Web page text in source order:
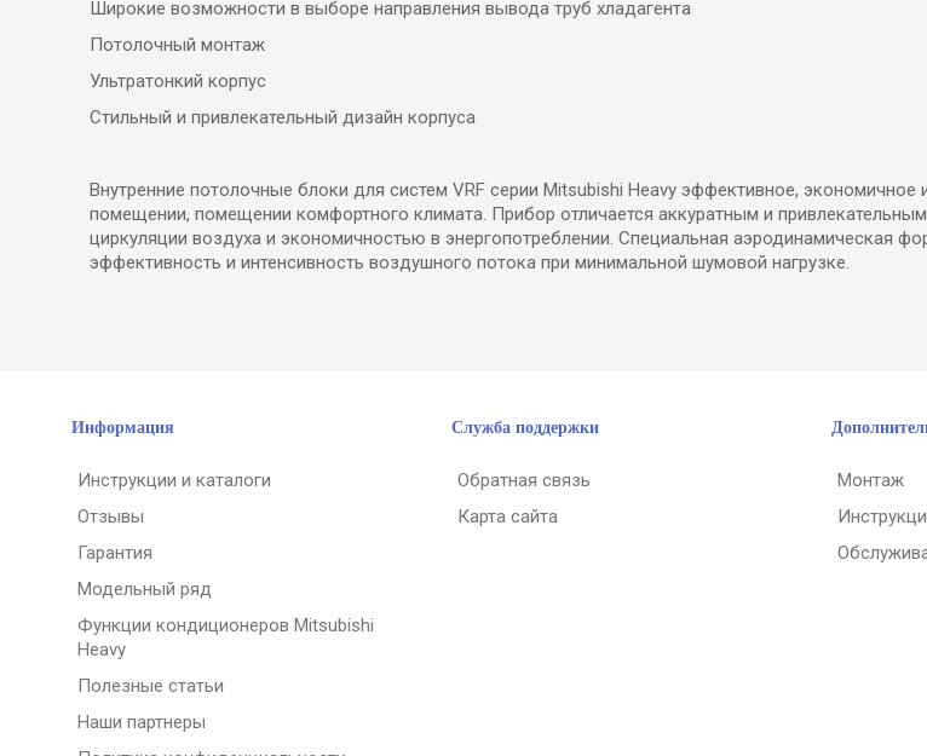
Широкие возможности в выборе направления вывода труб хладагента
Потолочный монтаж
Ультратонкий корпус
Стильный и привлекательный дизайн корпуса
Внутренние потолочные блоки для систем VRF серии Mitsubishi Heavy эффективное,
помещении, помещении комфортного климата. Прибор отличается аккуратным и
циркуляции воздуха и экономичностью в энергопотреблении. Специальная аэродинамическая
эффективность и интенсивность воздушного потока при минимальной шумовой нагрузке.
Информация
Инструкции и каталоги
Отзывы
Гарантия
Модельный ряд
Функции кондиционеров Mitsubishi
Heavy
Полезные статьи
Наши партнеры
Служба поддержки
Обратная связь
Карта сайта
Монтаж